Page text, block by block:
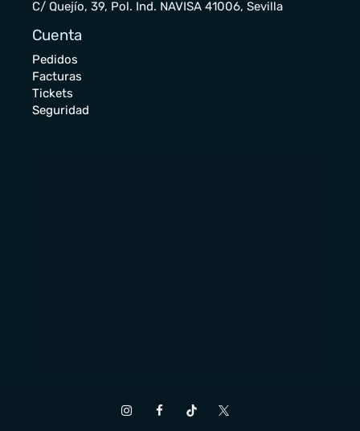
C/ Quejío, 39, Pol. Ind. NAVISA 41006, Sevilla
Cuenta
Pedidos
Facturas
Tickets
Seguridad